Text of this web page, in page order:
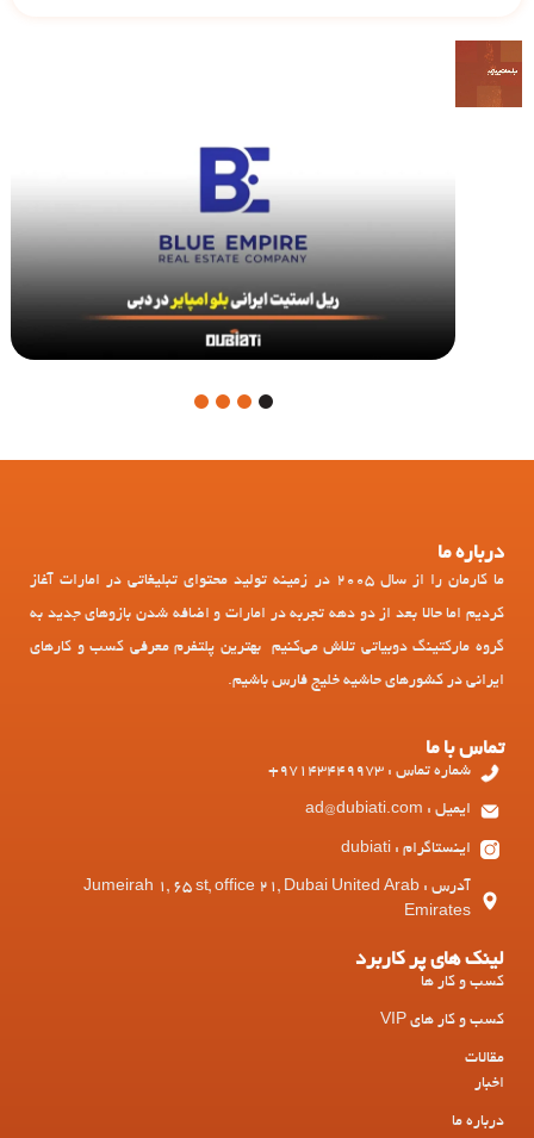
1
درباره ما
ما کارمان را از سال 2005 در زمینه تولید محتوای تبلیغاتی در امارات آغاز
کردیم اما حالا بعد از دو دهه تجربه در امارات و اضافه شدن بازوهای جدید به
گروه مارکتینگ دوبیاتی تلاش می‌کنیم بهترین پلتفرم معرفی کسب و کارهای
ایرانی در کشورهای حاشیه خلیج فارس باشیم.
تماس با ما
شماره تماس : 97143449973+
ایمیل : ad@dubiati.com
اینستاگرام : dubiati
آدرس : Jumeirah 1, 65 st, office 21, Dubai United Arab
Emirates
لینک های پر کاربرد
کسب و کار ها
کسب و کار های VIP
مقالات
اخبار
درباره ما